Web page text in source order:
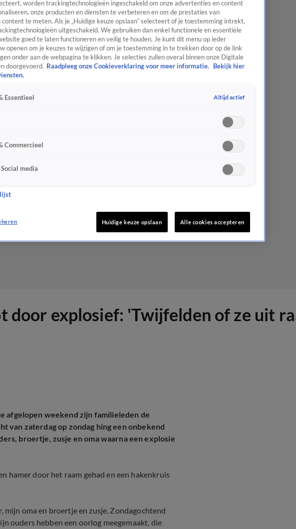
door explosief: 'Twijfelden of ze uit
afgelopen weekend zijn familieleden de
van zaterdag op zondag hing een onbekend
broertje, zusje en oma waarna een explosie
hamer door het raam gehad en een hakenkruis
oma en broertje en zusje. Zondagochtend
ouders hebben een oorlog meegemaakt, die
worden trackingtechnologieën ingeschakeld om onze advertenties en content
onze producten en diensten te verbeteren en om de prestaties van
te meten. Als je „Huidige keuze opslaan” selecteert of je toestemming intrekt,
uitgeschakeld. We gebruiken dan enkel functionele en essentiële
goed te laten functioneren en veilig te houden. Je kunt dit menu op ieder
openen om je keuzes te wijzigen of om je toestemming in te trekken door op de link
onder aan de webpagina te klikken. Je selecties zullen overal binnen onze Digitale
doorgevoerd. Raadpleeg onze Cookieverklaring voor meer informatie. Bekijk hier
Essentieel Altijd actief
Commercieel
media
Huidige keuze opslaan Alle cookies accepteren